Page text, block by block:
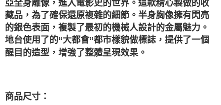
【繳款方式說明】
1.分期款項不併入電信帳單，「大哥付你分期」於每月結算日後寄送繳費提
醒簡訊。
2.透過簡訊連結打開帳單後，可選擇「超商條碼／台灣大直營門市／銀行轉
帳／街口支付／iPASS MONEY」等通路繳費。
2.基於同意付款使用「大哥付你分期」之契約關係目的，商店將以您的個人
３．安心：先確認商品／服務後，再付款。
【「AFTEE先享後付」結帳流程】
１．於結帳方式選擇「AFTEE先享後付」後，將跳轉至「AFTEE先享後付」
結帳頁面，進行簡訊認證並確認金額後，即可完成結帳。
２．訂單成立數日內，您將收到繳費通知簡訊。
３．收到繳費通知簡訊後14天內，點擊此簡訊中的連結，可透過四大超商／
後付繳納相關費用。
※ 交易是否成功請以「AFTEE先享後付 」之結帳頁面顯示為準，若有關於
宅配
每筆NT$120，滿NT$1,200(含以上)免運費
宅配-離島
每筆NT$300
亞全身雕像，進入電影史的世界。這款精心製做的收
藏品，為了確保還原複雜的細節。半身胸像擁有閃亮
的銀色表面，複製了最初的機械人設計的金屬魅力。
地台使用了的“大都會”都市樣貌做標誌，提供了一個
醒目的造型，增強了整體呈現效果。
商品尺寸：